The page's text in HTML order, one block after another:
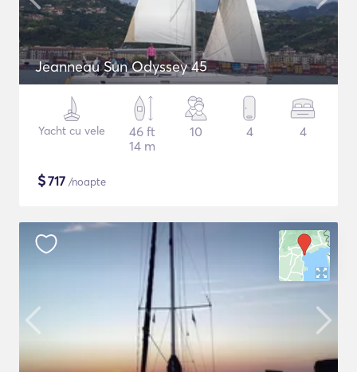
Jeanneau Sun Odyssey 45
Yacht cu vele
46 ft
14 m
10 4 4
$717 /noapte